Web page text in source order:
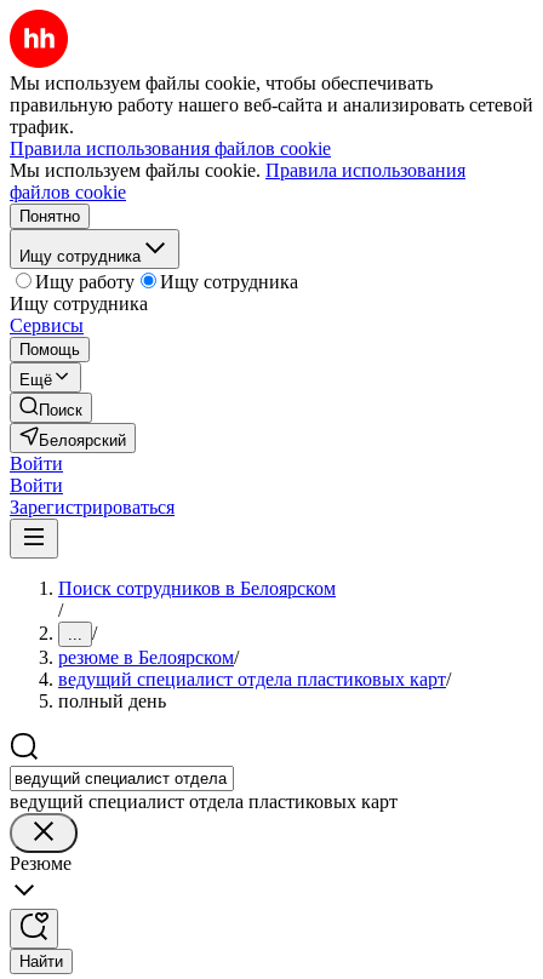
Мы используем файлы cookie, чтобы обеспечивать
правильную работу нашего веб-сайта и анализировать сетевой
трафик.
Правила использования файлов cookie
Мы используем файлы cookie. Правила использования
файлов cookie
Понятно
Ищу сотрудника
Ищу работу
Ищу сотрудника
Ищу сотрудника
Сервисы
Помощь
Ещё
Поиск
Белоярский
Войти
Войти
Зарегистрироваться
Поиск сотрудников в Белоярском
/
... /
резюме в Белоярском/
ведущий специалист отдела пластиковых карт/
полный день
ведущий специалист отдела пластиковых карт
Резюме
Найти